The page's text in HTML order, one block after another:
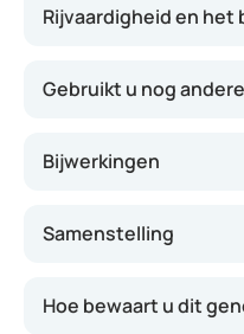
Rijvaardigheid en het
Gebruikt u nog
Bijwerkingen
Samenstelling
Hoe bewaart u dit